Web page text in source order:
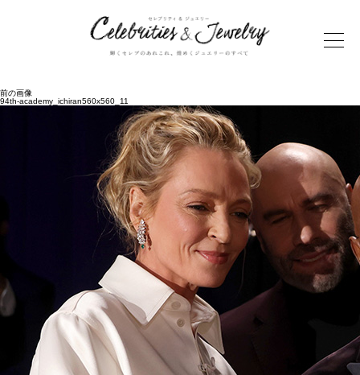
前の画像
94th-academy_ichiran560x560_11